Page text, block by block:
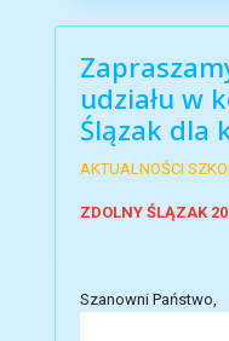
udziału w
Ślązak dla
AKTUALNOŚCI
ZDOLNY ŚLĄZAK
Szanowni Państwo,